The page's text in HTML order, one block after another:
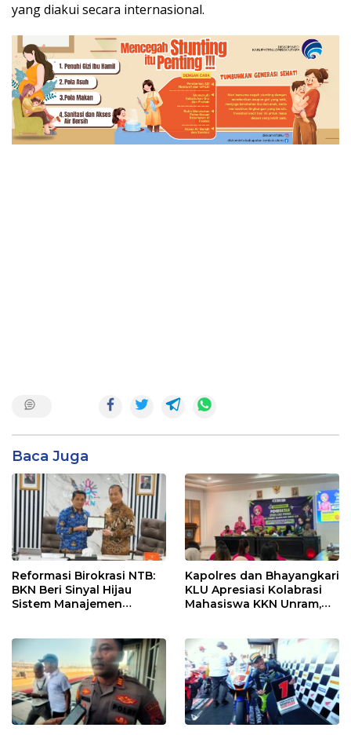
yang diakui secara internasional.
Baca Juga
Reformasi Birokrasi NTB:
BKN Beri Sinyal Hijau
Sistem Manajemen
Kapolres dan Bhayangkari
KLU Apresiasi Kolabrasi
Mahasiswa KKN Unram,